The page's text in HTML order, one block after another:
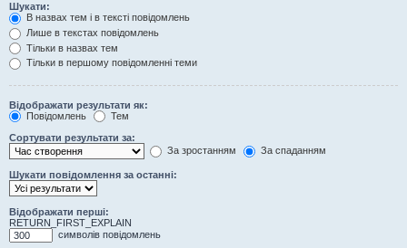
Шукати:
В назвах тем і в тексті повідомлень
Лише в текстах повідомлень
Тільки в назвах тем
Тільки в першому повідомленні теми
Відображати результати як:
Повідомлень
Тем
Сортувати результати за:
За зростанням
За спаданням
Шукати повідомлення за останні:
Відображати перші:
RETURN_FIRST_EXPLAIN
символів повідомлень